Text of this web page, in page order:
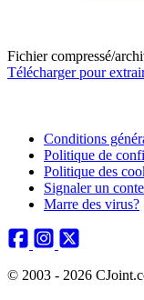
Fichier compressé/
Télécharger pour
Conditions
Politique de
Politique des
Signaler un
Marre des virus?
© 2003 - 2026